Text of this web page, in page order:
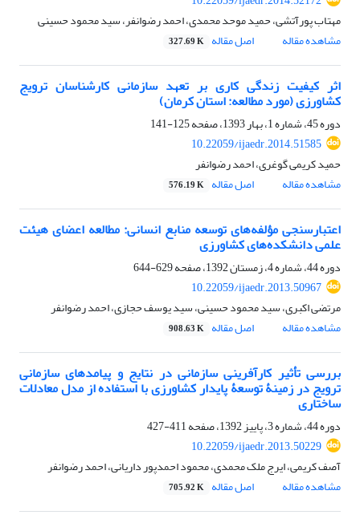
مهتاب پورآتشی، حمید موحد محمدی، احمد رضوانفر، سید محمود حسینی
مشاهده مقاله
اصل مقاله 327.69 K
اثر کیفیت زندگی کاری بر تعهد سازمانی کارشناسان ترویج
کشاورزی (مورد مطالعه: استان کرمان)
دوره 45، شماره 1، بهار 1393، صفحه
125-141
10.22059/ijaedr.2014.51585
حمید کریمی گوغری، احمد رضوانفر
مشاهده مقاله
اصل مقاله 576.19 K
اعتبارسنجی مؤلفه‌های توسعه منابع انسانی: مطالعه اعضای هیئت
علمی دانشکده‌های کشاورزی
دوره 44، شماره 4، زمستان 1392، صفحه
629-644
10.22059/ijaedr.2013.50967
مرتضی اکبری، سید محمود حسینی، سید یوسف حجازی، احمد رضوانفر
مشاهده مقاله
اصل مقاله 908.63 K
بررسی تأثیر کارآفرینی سازمانی در نتایج و پیامدهای سازمانی
ترویج در زمینۀ توسعۀ پایدار کشاورزی با استفاده از مدل معادلات
ساختاری
دوره 44، شماره 3، پاییز 1392، صفحه
411-427
10.22059/ijaedr.2013.50229
آصف کریمی، ایرج ملک محمدی، محمود احمدپور داریانی، احمد رضوانفر
مشاهده مقاله
اصل مقاله 705.92 K